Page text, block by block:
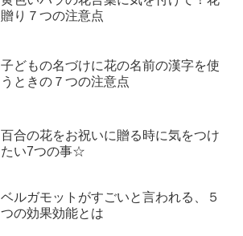
贈り７つの注意点
子どもの名づけに花の名前の漢字を使
うときの７つの注意点
百合の花をお祝いに贈る時に気をつけ
たい7つの事☆
ベルガモットがすごいと言われる、５
つの効果効能とは